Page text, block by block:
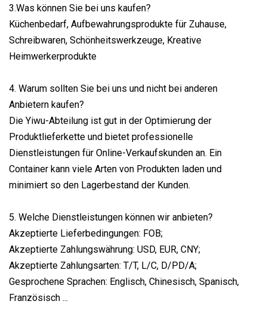
3.Was können Sie bei uns kaufen?
Küchenbedarf, Aufbewahrungsprodukte für Zuhause,
Schreibwaren, Schönheitswerkzeuge, Kreative
Heimwerkerprodukte
4. Warum sollten Sie bei uns und nicht bei anderen
Anbietern kaufen?
Die Yiwu-Abteilung ist gut in der Optimierung der
Produktlieferkette und bietet professionelle
Dienstleistungen für Online-Verkaufskunden an. Ein
Container kann viele Arten von Produkten laden und
minimiert so den Lagerbestand der Kunden.
5. Welche Dienstleistungen können wir anbieten?
Akzeptierte Lieferbedingungen: FOB;
Akzeptierte Zahlungswährung: USD, EUR, CNY;
Akzeptierte Zahlungsarten: T/T, L/C, D/PD/A;
Gesprochene Sprachen: Englisch, Chinesisch, Spanisch,
Französisch ...